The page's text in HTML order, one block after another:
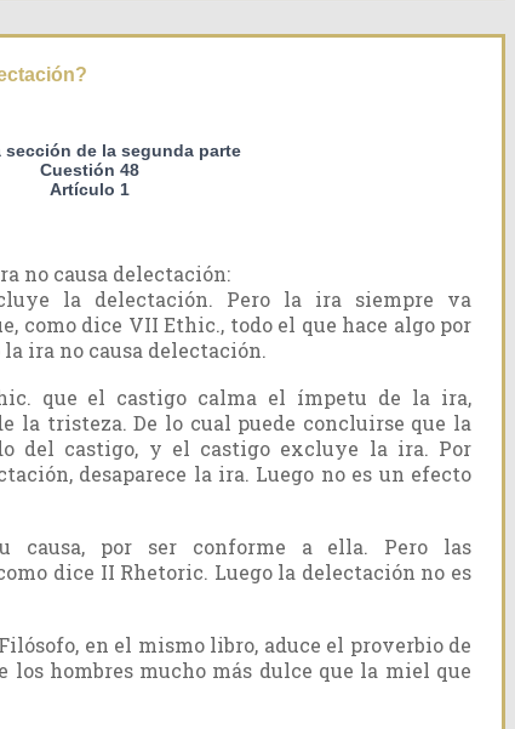
sección de la segunda parte
Cuestión 48
Artículo 1
no causa delectación:
la delectación. Pero la ira siempre va
como dice VII Ethic., todo el que hace algo por
ira no causa delectación.
que el castigo calma el ímpetu de la ira,
la tristeza. De lo cual puede concluirse que la
del castigo, y el castigo excluye la ira. Por
desaparece la ira. Luego no es un efecto
causa, por ser conforme a ella. Pero las
dice II Rhetoric. Luego la delectación no es
Filósofo, en el mismo libro, aduce el proverbio de
los hombres mucho más dulce que la miel que